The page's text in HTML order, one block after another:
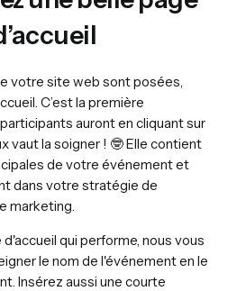
votre site web sont posées,
C’est la première
auront en cliquant sur
vaut la soigner ! 🤓 Elle contient
de votre événement et
dans votre stratégie de
marketing.
qui performe, nous vous
le nom de l'événement en le
Insérez aussi une courte